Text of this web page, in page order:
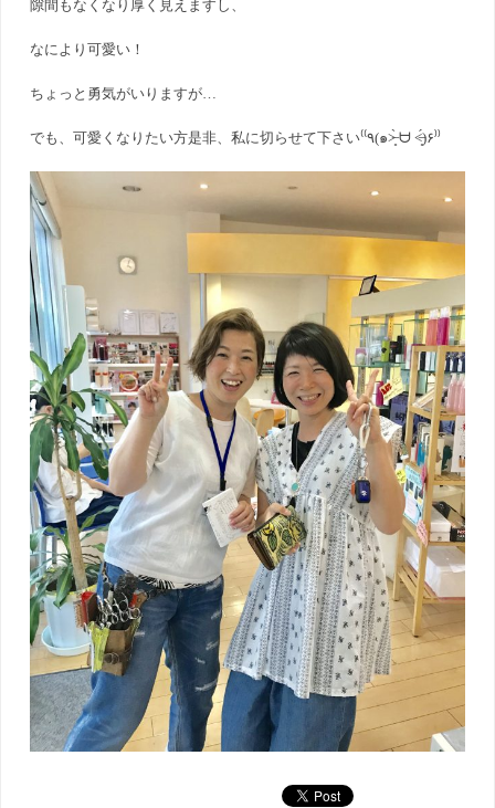
隙間もなくなり厚く見えますし、
なにより可愛い！
ちょっと勇気がいりますが…
でも、可愛くなりたい方是非、私に切らせて下さい⁽⁽٩(๑˃̶͈̀ ᗨ ˂̶͈́)۶⁾⁾